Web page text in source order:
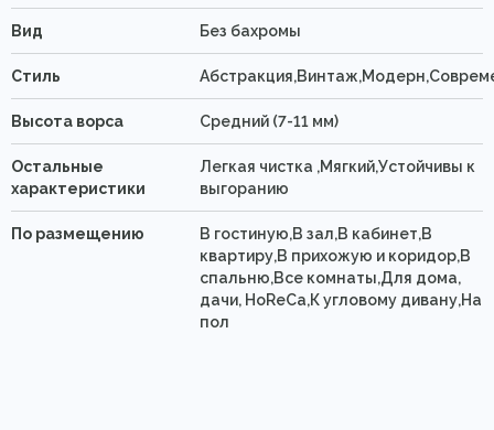
Вид Без бахромы
Стиль
Высота ворса Средний (7-11 мм)
Остальные
характеристики
Легкая чистка ,Мягкий,Устойчивы к
выгоранию
По размещению
В гостиную,В зал,В кабинет,В
квартиру,В прихожую и коридор,В
спальню,Все комнаты,Для дома,
дачи, HoReCa,К угловому дивану,На
пол